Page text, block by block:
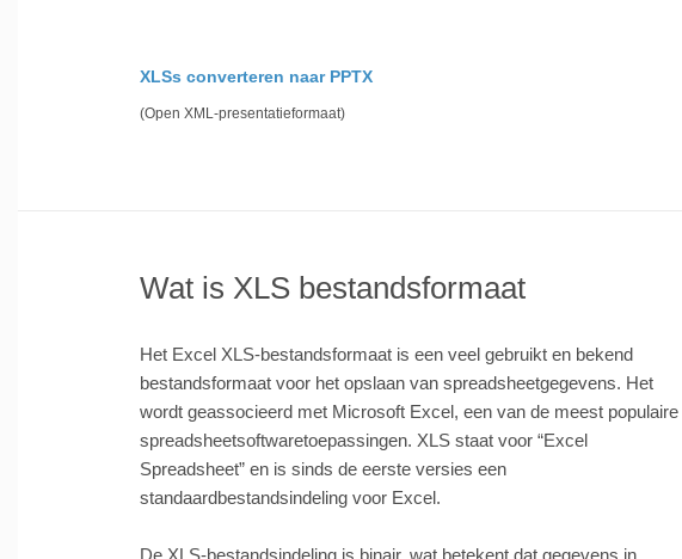
XLSs converteren naar PPTX
(Open XML-presentatieformaat)
Wat is XLS bestandsformaat
Het Excel XLS-bestandsformaat is een veel gebruikt en bekend
bestandsformaat voor het opslaan van spreadsheetgegevens. Het
wordt geassocieerd met Microsoft Excel, een van de meest populaire
spreadsheetsoftwaretoepassingen. XLS staat voor “Excel
Spreadsheet” en is sinds de eerste versies een
standaardbestandsindeling voor Excel.
De XLS-bestandsindeling is binair, wat betekent dat gegevens in